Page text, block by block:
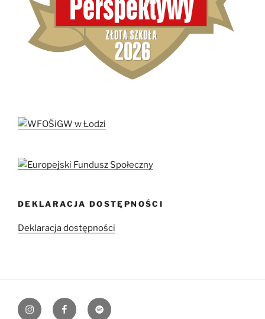
DEKLARACJA DOSTĘPNOŚCI
Deklaracja dostępności
InstagramFacebookSpotify